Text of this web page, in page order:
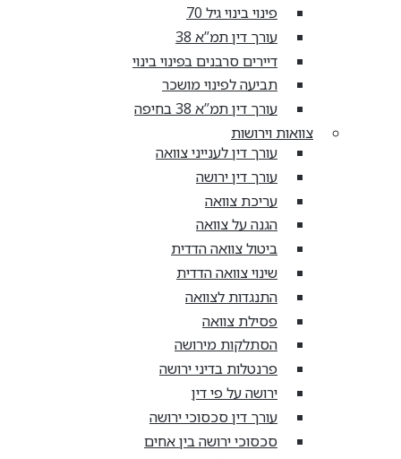
פינוי בינוי גיל 70
עורך דין תמ”א 38
דיירים סרבנים בפינוי בינוי
תביעה לפינוי מושכר
עורך דין תמ”א 38 בחיפה
צוואות וירושות
עורך דין לענייני צוואה
עורך דין ירושה
עריכת צוואה
הגנה על צוואה
ביטול צוואה הדדית
שינוי צוואה הדדית
התנגדות לצוואה
פסילת צוואה
הסתלקות מירושה
פרנטלות בדיני ירושה
ירושה על פי דין
עורך דין סכסוכי ירושה
סכסוכי ירושה בין אחים